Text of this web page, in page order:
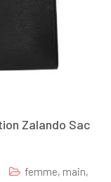
Zalando Sac
femme, main,